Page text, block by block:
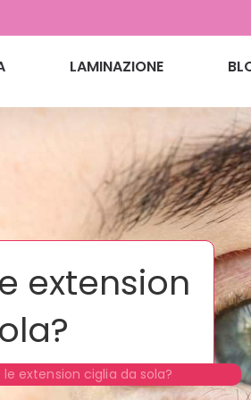
LAMINAZIONE
extension
extension ciglia da sola?